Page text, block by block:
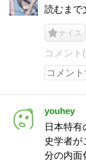
読むまで
ナイス
コメント
youhey
日本特
史学者が
分の内面